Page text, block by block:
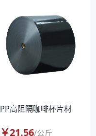
PP高阻隔咖啡杯片材
￥21.56/公斤